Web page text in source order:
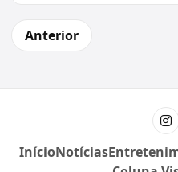
Anterior
InícioNotícias